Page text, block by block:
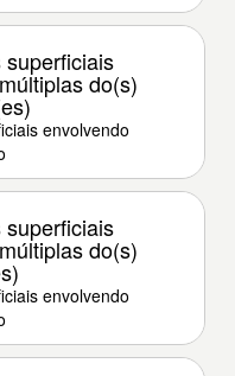
superficiais
do(s)
envolvendo
superficiais
do(s)
envolvendo